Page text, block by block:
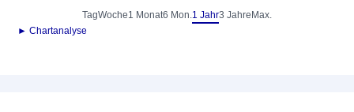
TagWoche1 Monat6 Mon.1 Jahr3 Jahre Max.
► Chartanalyse